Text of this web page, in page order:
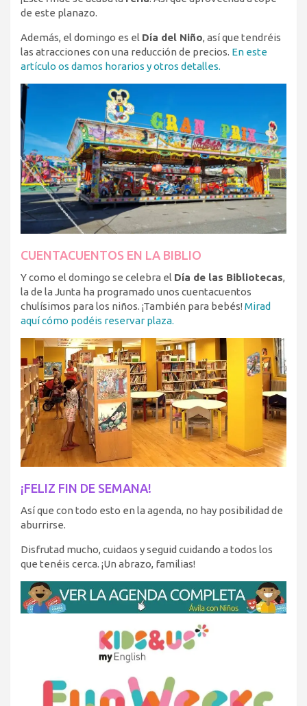
de este planazo.
Además, el domingo es el Día del Niño, así que tendréis
las atracciones con una reducción de precios. En este
artículo os damos horarios y otros detalles.
CUENTACUENTOS EN LA BIBLIO
Y como el domingo se celebra el Día de las Bibliotecas,
la de la Junta ha programado unos cuentacuentos
chulísimos para los niños. ¡También para bebés! Mirad
aquí cómo podéis reservar plaza.
¡FELIZ FIN DE SEMANA!
Así que con todo esto en la agenda, no hay posibilidad de
aburrirse.
Disfrutad mucho, cuidaos y seguid cuidando a todos los
que tenéis cerca. ¡Un abrazo, familias!